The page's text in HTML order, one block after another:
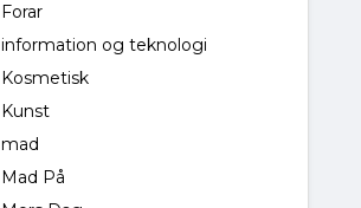
Forar
information og teknologi
Kosmetisk
Kunst
mad
Mad På